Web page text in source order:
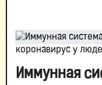
Иммунная